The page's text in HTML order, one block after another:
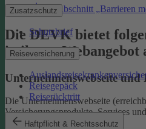
Zusatzschutz
Schutzbrief
Reiseversicherung
Reisegepäck
Reiserücktritt
Haftpflicht & Rechtsschutz
Zu Abschnitt „Barrieren
Die DEVK bietet
in ihrem Webangebot
Unternehmenswebseite
Die Unternehmenswebseite
Versicherungsprodukte, Services
DEVK.